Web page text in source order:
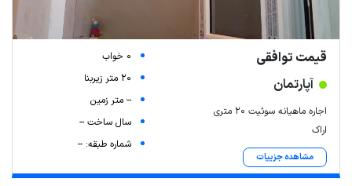
قیمت توافقی
آپارتمان
اجاره ماهیانه سوئیت ۲۰ متری
اراک
مشاهده جزییات
0 خواب
20 متر زیربنا
-- متر زمین
سال ساخت --
شماره طبقه: --